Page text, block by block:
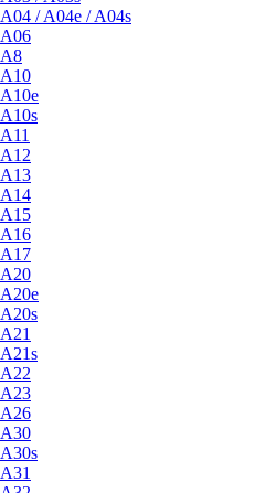
A04 / A04e / A04s
A06
A8
A10
A10e
A10s
A11
A12
A13
A14
A15
A16
A17
A20
A20e
A20s
A21
A21s
A22
A23
A26
A30
A30s
A31